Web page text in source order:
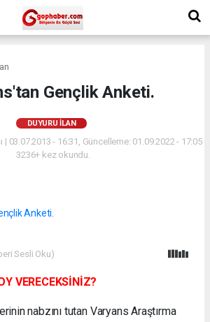
Gençlik Anketi.
DUYURU İLAN
| 03.07.2013 - 16:31, Güncelleme: 01.09.2022 - 17:05
3236+ kez okundu.
Sesli Oku)
VERECEKSİNİZ?
nabzını tutan Varyans Araştırma